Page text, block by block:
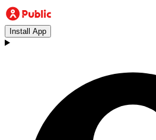
Install App